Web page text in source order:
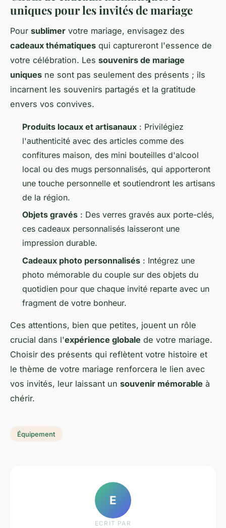
uniques pour les invités de mariage
Pour sublimer votre mariage, envisagez des
cadeaux thématiques qui captureront l'essence de
votre célébration. Les souvenirs de mariage
uniques ne sont pas seulement des présents ; ils
incarnent les souvenirs partagés et la gratitude
envers vos convives.
Produits locaux et artisanaux : Privilégiez
l'authenticité avec des articles comme des
confitures maison, des mini bouteilles d'alcool
local ou des mugs personnalisés, qui apporteront
une touche personnelle et soutiendront les artisans
de la région.
Objets gravés : Des verres gravés aux porte-clés,
ces cadeaux personnalisés laisseront une
impression durable.
Cadeaux photo personnalisés : Intégrez une
photo mémorable du couple sur des objets du
quotidien pour que chaque invité reparte avec un
fragment de votre bonheur.
Ces attentions, bien que petites, jouent un rôle
crucial dans l'expérience globale de votre mariage.
Choisir des présents qui reflètent votre histoire et
le thème de votre mariage renforcera le lien avec
vos invités, leur laissant un souvenir mémorable à
chérir.
Équipement
E
ECRIT PAR